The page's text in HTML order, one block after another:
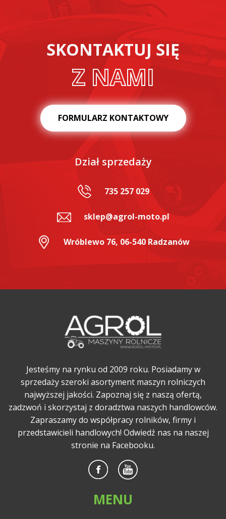
SKONTAKTUJ SIĘ
Z NAMI
FORMULARZ KONTAKTOWY
Dział sprzedaży
735 257 029
sklep@agrol-moto.pl
Wróblewo 76, 06-540 Radzanów
Jesteśmy na rynku od 2009 roku. Posiadamy w
sprzedaży szeroki asortyment maszyn rolniczych
najwyższej jakości. Zapoznaj się z naszą ofertą,
zadzwoń i skorzystaj z doradztwa naszych handlowców.
Zapraszamy do współpracy rolników, firmy i
przedstawicieli handlowych! Odwiedź nas na naszej
stronie na Facebooku.
MENU